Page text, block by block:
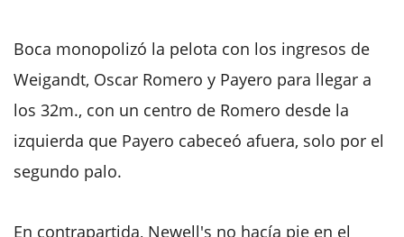
Boca monopolizó la pelota con los ingresos de
Weigandt, Oscar Romero y Payero para llegar a
los 32m., con un centro de Romero desde la
izquierda que Payero cabeceó afuera, solo por el
segundo palo.
En contrapartida, Newell's no hacía pie en el